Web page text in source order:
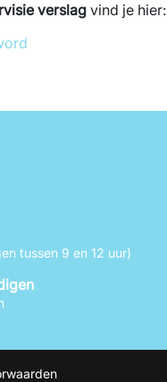
verslag vind je hier:
tussen 9 en 12 uur)